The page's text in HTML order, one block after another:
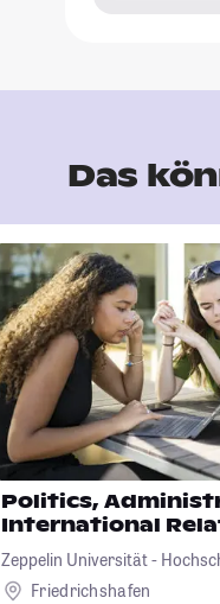
Das
Politics,
International
Zeppelin Universität -
Kultur und Politik
Friedrichshafen